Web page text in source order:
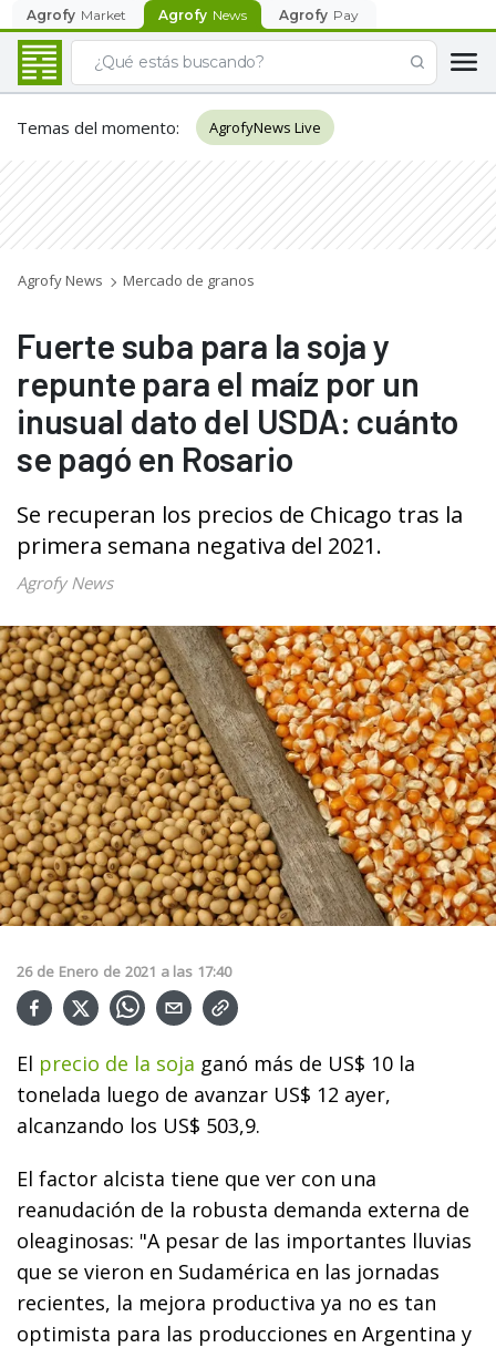
Agrofy Market Agrofy News Agrofy Pay
Temas del momento: AgrofyNews Live
Agrofy News Mercado de granos
Fuerte suba para la soja y
repunte para el maíz por un
inusual dato del USDA: cuánto
se pagó en Rosario
Se recuperan los precios de Chicago tras la
primera semana negativa del 2021.
Agrofy News
26 de Enero de 2021 a las 17:40
El precio de la soja ganó más de US$ 10 la
tonelada luego de avanzar US$ 12 ayer,
alcanzando los US$ 503,9.
El factor alcista tiene que ver con una
reanudación de la robusta demanda externa de
oleaginosas: "A pesar de las importantes lluvias
que se vieron en Sudamérica en las jornadas
recientes, la mejora productiva ya no es tan
optimista para las producciones en Argentina y